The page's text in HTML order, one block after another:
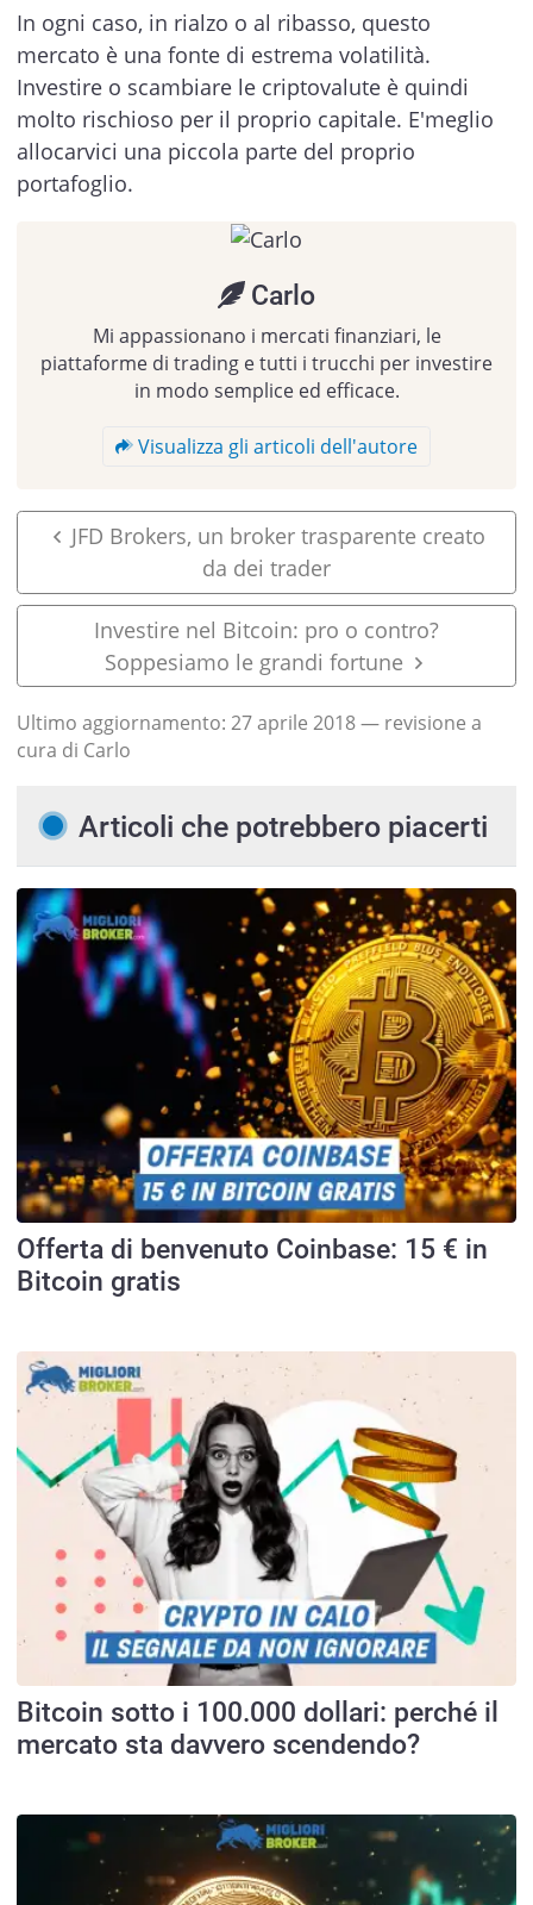
In ogni caso, in rialzo o al ribasso, questo
mercato è una fonte di estrema volatilità.
Investire o scambiare le criptovalute è quindi
molto rischioso per il proprio capitale. E'meglio
allocarvici una piccola parte del proprio
portafoglio.
Carlo
Mi appassionano i mercati finanziari, le
piattaforme di trading e tutti i trucchi per investire
in modo semplice ed efficace.
Visualizza gli articoli dell'autore
JFD Brokers, un broker trasparente creato
da dei trader
Investire nel Bitcoin: pro o contro?
Soppesiamo le grandi fortune
Ultimo aggiornamento: 27 aprile 2018— revisione a
cura di Carlo
Articoli che potrebbero piacerti
Offerta di benvenuto Coinbase: 15 € in
Bitcoin gratis
Bitcoin sotto i 100.000 dollari: perché il
mercato sta davvero scendendo?